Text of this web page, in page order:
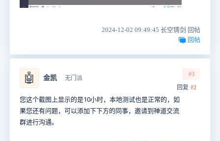
2024-12-02 09:49:45 长空铸剑 回帖
回帖
🤖 金凯 无门派
#3
回复 #2
您这个截图上显示的是10小时，本地测试也是正常的，如
果您还有问题，可以添加下下方的同事，邀请到禅道交流
群进行沟通。